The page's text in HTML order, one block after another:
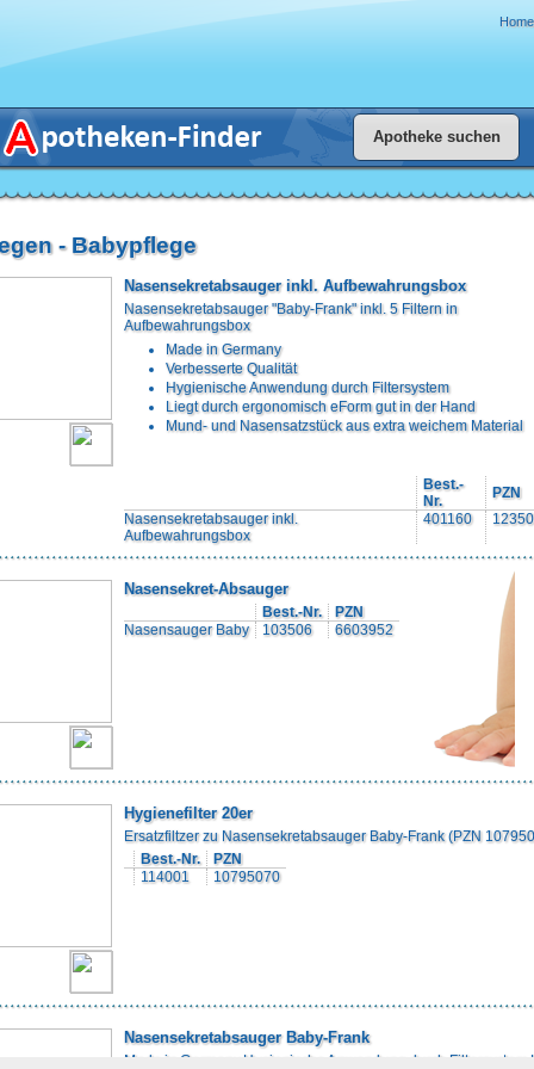
Home
- Babypflege
Nasensekretabsauger inkl. Aufbewahrungsbox
Nasensekretabsauger "Baby-Frank" inkl. 5 Filtern in
Aufbewahrungsbox
Made in Germany
Verbesserte Qualität
Hygienische Anwendung durch Filtersystem
Liegt durch ergonomisch eForm gut in der Hand
Mund- und Nasensatzstück aus extra weichem Material
Best.-
Nr.
PZN
Nasensekretabsauger inkl.
Aufbewahrungsbox
401160
Nasensekret-Absauger
Best.-Nr.
PZN
Nasensauger Baby
103506 6603952
Hygienefilter 20er
Ersatzfiltzer zu Nasensekretabsauger Baby-Frank (PZN
Best.-Nr.
PZN
114001
10795070
Nasensekretabsauger Baby-Frank
Made in Germany Hygienische Anwendung durch Filtersystem